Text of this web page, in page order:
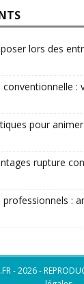
lors des
conventionnelle :
pour
rupture
professionnels :
- 2026 -